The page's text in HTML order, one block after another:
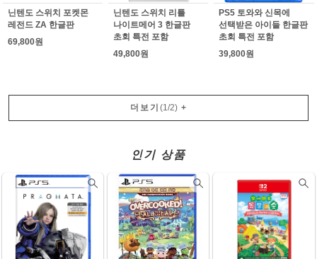
닌텐도 스위치 포켓몬
레전드 ZA 한글판
69,800원
닌텐도 스위치 리틀
나이트메어 3 한글판
초회 특전 포함
49,800원
PS5 토와와 신목에
선택받은 아이들 한글판
초회 특전 포함
39,800원
더보기 (1 /2)+
인기 상품